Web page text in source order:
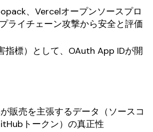
、Vercelオープンソースプロ
ライチェーン攻撃から安全と評価
指標）として、OAuth App IDが開
販売を主張するデータ（ソースコ
トークン）の真正性